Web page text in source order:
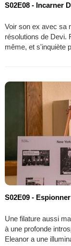
S02E08 - Incarner
Voir son ex avec sa
résolutions de Devi.
même, et s'inquiète
S02E09 -
Une filature aussi
à une profonde
Eleanor a une